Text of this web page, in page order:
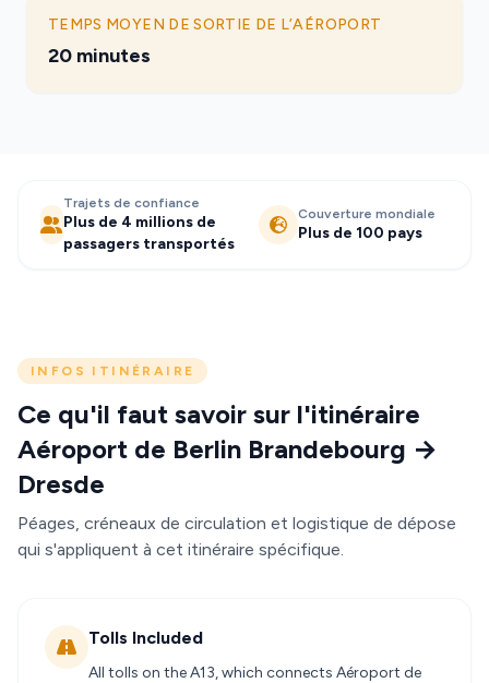
TEMPS MOYEN DE SORTIE DE L’AÉROPORT
20 minutes
Trajets de confiance
Plus de 4 millions de
passagers transportés
Couverture mondiale
Plus de 100 pays
INFOS ITINÉRAIRE
Ce qu'il faut savoir sur l'itinéraire
Aéroport de Berlin Brandebourg →
Dresde
Péages, créneaux de circulation et logistique de dépose
qui s'appliquent à cet itinéraire spécifique.
Tolls Included
All tolls on the A13, which connects Aéroport de